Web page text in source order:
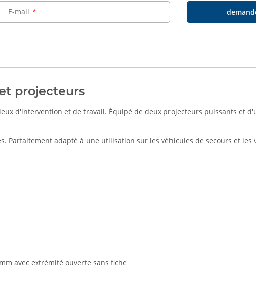
E-mail
projecteurs
d'intervention et de travail. Équipé de deux projecteurs puissants et
adapté à une utilisation sur les véhicules de secours et les
avec extrémité ouverte sans fiche